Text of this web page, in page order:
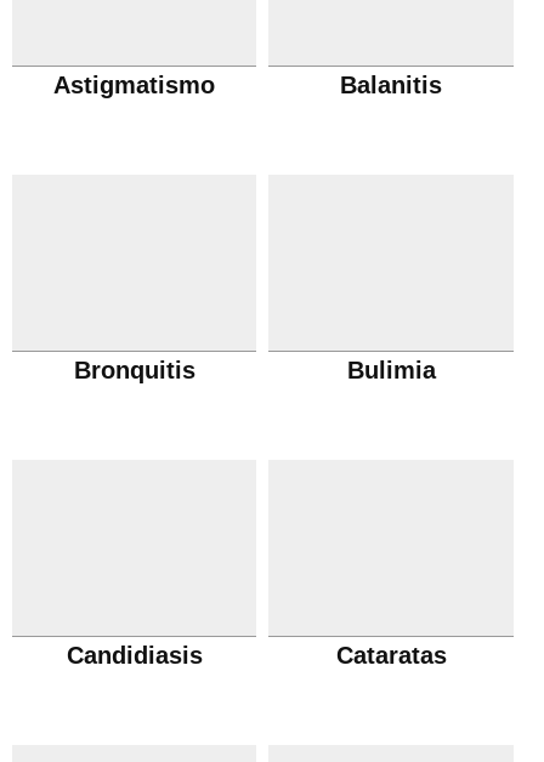
Astigmatismo Balanitis
Bronquitis Bulimia
Candidiasis Cataratas